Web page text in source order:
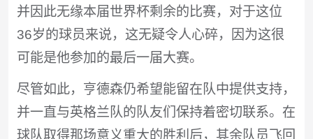
并因此无缘本届世界杯剩余的比赛，对于这位
36岁的球员来说，这无疑令人心碎，因为这很
可能是他参加的最后一届大赛。
尽管如此，亨德森仍希望能留在队中提供支持，
并一直与英格兰队的队友们保持着密切联系。在
球队取得那场意义重大的胜利后，其余队员飞回